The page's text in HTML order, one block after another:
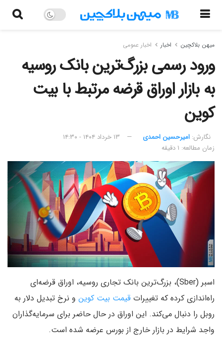
میهن بلاکچین اخبار اخبار عمومی
ورود رسمی بزرگ‌ترین بانک روسیه
به بازار اوراق قرضه مرتبط با بیت
کوین
نگارش:‌ امیرحسین احمدی
۱۳ خرداد ۱۴۰۴ - ۱۴:۳۰
زمان مطالعه: ۱ دقیقه
اسبر (Sber)، بزرگ‌ترین بانک تجاری روسیه، اوراق قرضه‌ای
راه‌اندازی کرده که تغییرات قیمت بیت کوین و نرخ تبدیل دلار به
روبل را دنبال می‌کند. این اوراق در حال حاضر برای سرمایه‌گذاران
واجد شرایط در بازار خارج از بورس عرضه شده است.